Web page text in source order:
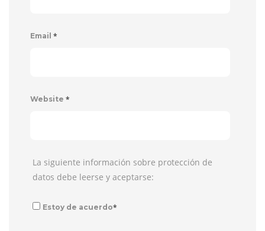
Email *
Website *
La siguiente información sobre protección de
datos debe leerse y aceptarse:
Estoy de acuerdo*